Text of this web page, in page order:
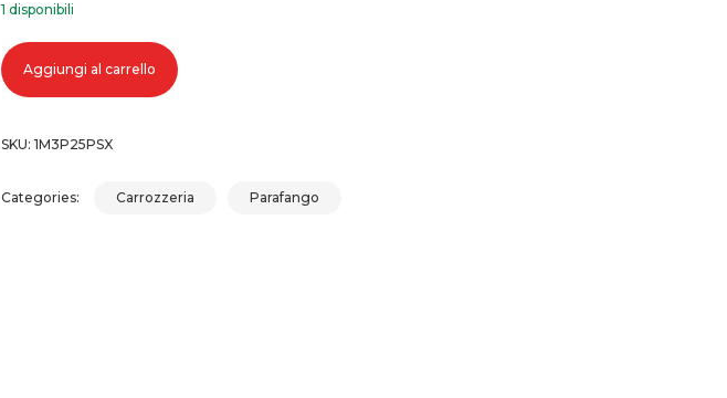
1 disponibili
PARAFANGO ANTERIORE SINISTRO SEAT TOLEDO (04-09) 2004-2009 quantità
Aggiungi al carrello
SKU: 1M3P25PSX
Categories: Carrozzeria Parafango